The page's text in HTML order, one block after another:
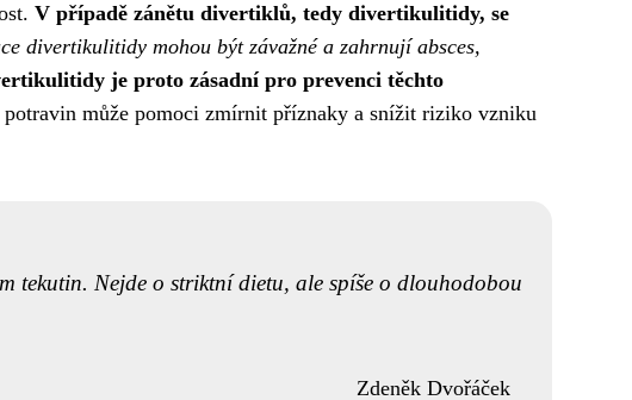
V případě zánětu divertiklů, tedy divertikulitidy, se
divertikulitidy mohou být závažné a zahrnují absces,
je proto zásadní pro prevenci těchto
může pomoci zmírnit příznaky a snížit riziko vzniku
tekutin. Nejde o striktní dietu, ale spíše o dlouhodobou
Zdeněk Dvořáček